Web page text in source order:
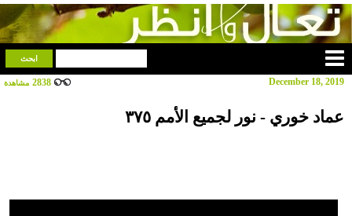
December 18, 2019
2838 مشاهدة
عماد خوري - نور لجميع الأمم ٣٧٥